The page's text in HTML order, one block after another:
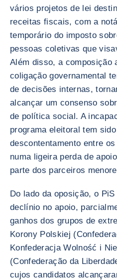
vários projetos de lei
receitas fiscais, com a
temporário do imposto
pessoas coletivas que
Além disso, a composição
coligação governamental
de decisões internas,
alcançar um consenso
de política social. A
programa eleitoral tem
descontentamento entre
numa ligeira perda de
parte dos parceiros
Do lado da oposição, o
declínio no apoio,
ganhos dos grupos de
Korony Polskiej
Konfederacja Wolność i
(Confederação da
cujos candidatos